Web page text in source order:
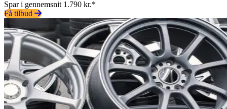
Spar i gennemsnit 1.790 kr.*
Få tilbud